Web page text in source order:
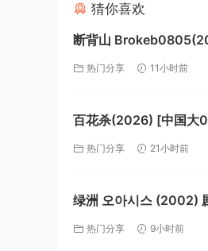
猜你喜欢
断背山
性/家庭] 英语8.8分【夸
热门分享 11小时前
百花杀(2026) [中国大
通话6.0分【夸克】
热门分享 21小时前
绿洲 오아시스 (2002)
爱的绿洲 【夸克】
热门分享 9小时前